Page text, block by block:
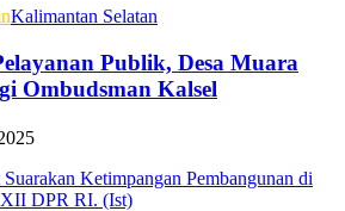
Kalimantan Selatan
Publik, Desa Muara
Ombudsman Kalsel